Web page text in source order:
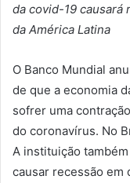
da covid-19 causará
da América Latina
O Banco Mundial
de que a economia
sofrer uma
do coronavírus. No
A instituição
causar recessão em